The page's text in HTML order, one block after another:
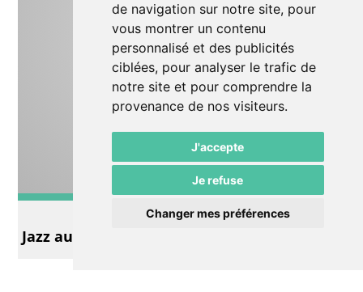
de navigation sur notre site, pour
vous montrer un contenu
personnalisé et des publicités
ciblées, pour analyser le trafic de
notre site et pour comprendre la
provenance de nos visiteurs.
J'accepte
Je refuse
Changer mes préférencesMusique
Jazz au Pommier